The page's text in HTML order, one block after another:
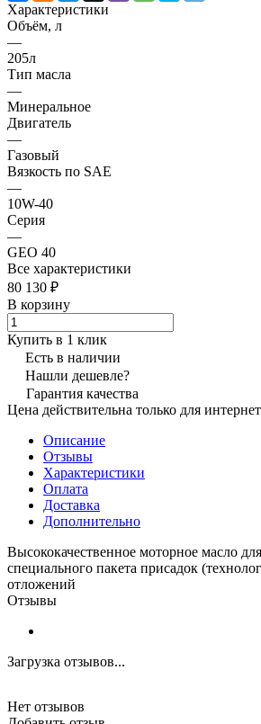
Характеристики
Объём, л
—
205л
Тип масла
—
Минеральное
Двигатель
—
Газовый
Вязкость по SAE
—
10W-40
Серия
—
GEO 40
Все характеристики
80 130 ₽
В корзину
Купить в 1 клик
Есть в наличии
Нашли дешевле?
Гарантия качества
Цена действительна только для
Описание
Отзывы
Характеристики
Оплата
Доставка
Дополнительно
Высококачественное моторное масло
специального пакета присадок
отложений
Отзывы
Загрузка отзывов...
Нет отзывов